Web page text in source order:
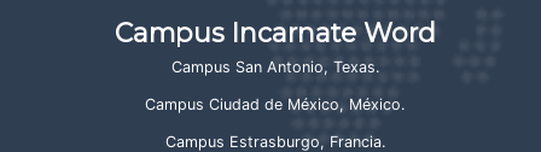
Campus Incarnate Word
Campus San Antonio, Texas.
Campus Ciudad de México, México.
Campus Estrasburgo, Francia.